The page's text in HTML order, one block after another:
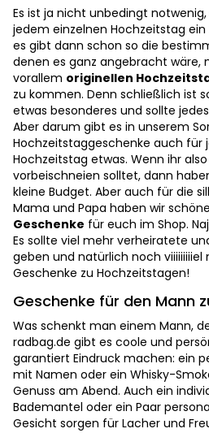
Es ist ja nicht unbedingt notwenig,
jedem einzelnen Hochzeitstag
es gibt dann schon so die
denen es ganz angebracht
vorallem originellen
zu kommen. Denn schließlich ist
etwas besonderes und sollte
Aber darum gibt es in unserem
Hochzeitstaggeschenke auch für
Hochzeitstag etwas. Wenn ihr
vorbeischneien solltet, dann
kleine Budget. Aber auch für die
Mama und Papa haben wir schöne
Geschenke für euch im Shop.
Es sollte viel mehr verheiratete
geben und natürlich noch
Geschenke zu Hochzeitstagen!
Geschenke für den Mann
Was schenkt man einem Mann,
radbag.de gibt es coole und
garantiert Eindruck machen: ein
mit Namen oder ein Whisky-
Genuss am Abend. Auch ein
Bademantel oder ein Paar
Gesicht sorgen für Lacher und